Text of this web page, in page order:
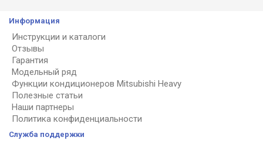
Информация
Инструкции и каталоги
Отзывы
Гарантия
Модельный ряд
Функции кондиционеров Mitsubishi Heavy
Полезные статьи
Наши партнеры
Политика конфиденциальности
Служба поддержки